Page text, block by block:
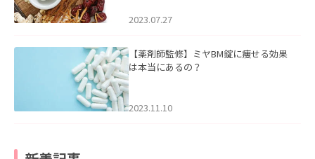
2023.07.27
【薬剤師監修】ミヤBM錠に痩せる効果
は本当にあるの？
2023.11.10